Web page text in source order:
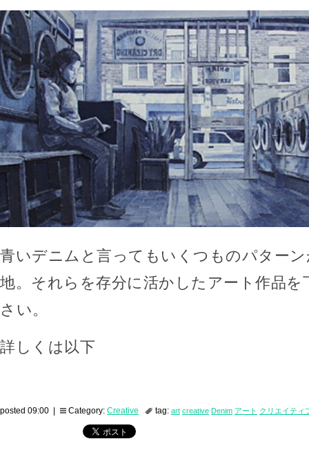
青いデニムと言ってもいくつものパター
地。それらを存分に活かしたアート作品を
さい。
詳しくは以下
posted 09:00 | Category: Creative tag: art creative Denim アート クリエイティ